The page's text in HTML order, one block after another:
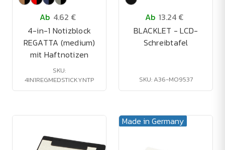
Ab 4.62 €
4-in-1 Notizblock
REGATTA (medium)
mit Haftnotizen
SKU:
4IN1REGMEDSTICKYNTP
Ab 13.24 €
BLACKLET - LCD-
Schreibtafel
SKU: A36-MO9537
Made in Germany